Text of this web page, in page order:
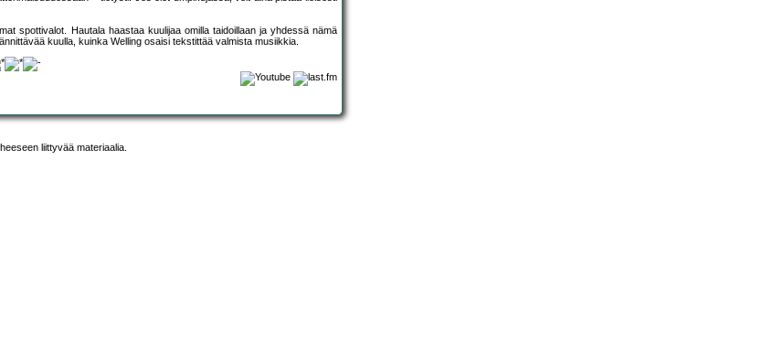
spottivalot. Hautala haastaa kuulijaa omilla taidoillaan ja yhdessä nämä
kuulla, kuinka Welling osaisi tekstittää valmista musiikkia.
liittyvää materiaalia.